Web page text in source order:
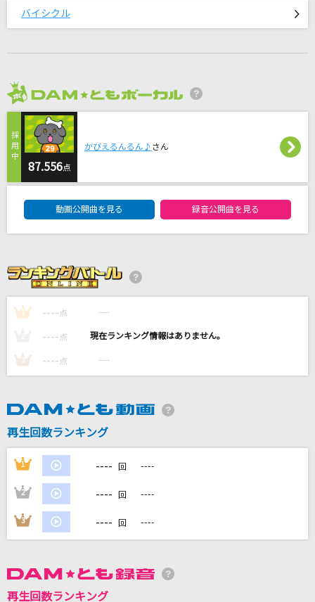
君のそば
Tomorrow's way
YUI
残響は鳴り止まず
幽閉サテライト
[生音]TANGO NOIR
GIRI GIRI -アニメ映像 ver.-
カラオケ最新情報をチェック！
カラオケをもっと楽しもう！
バイシクル
87.556点
かびえるんるん♪ さん
動画公開曲を見る 録音公開曲を見る
1 ---- 点 ----
---- 点 ----
3 ---- 点 ----
再生回数ランキング
1 ---- 回 ----
2 ---- 回 ----
3 ---- 回 ----
再生回数ランキング